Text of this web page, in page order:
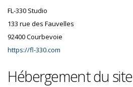
FL-330 Studio
133 rue des Fauvelles
92400 Courbevoie
https://fl-330.com
Hébergement du site